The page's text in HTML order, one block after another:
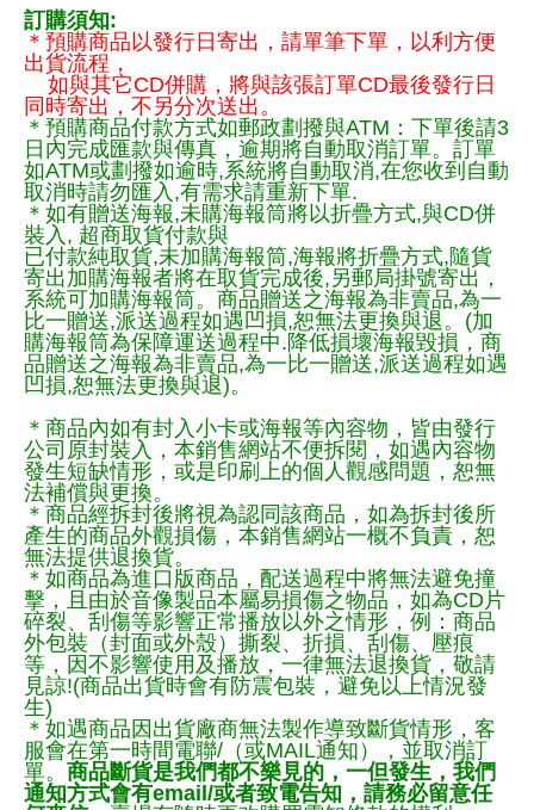
訂購須知:
＊預購商品以發行日寄出，請單筆下單，以利方便
出貨流程，
如與其它CD併購，將與該張訂單CD最後發行日
同時寄出，不另分次送出。
＊預購商品付款方式如郵政劃撥與ATM：下單後請3
日內完成匯款與傳真，逾期將自動取消訂單。訂單
如ATM或劃撥如逾時,系統將自動取消,在您收到自動
取消時請勿匯入,有需求請重新下單.
＊如有贈送海報,未購海報筒將以折疊方式,與CD併
裝入, 超商取貨付款與
已付款純取貨,未加購海報筒,海報將折疊方式,隨貨
寄出加購海報者將在取貨完成後,另郵局掛號寄出，
系統可加購海報筒。商品贈送之海報為非賣品,為一
比一贈送,派送過程如遇凹損,恕無法更換與退。(加
購海報筒為保障運送過程中.降低損壞海報毀損，商
品贈送之海報為非賣品,為一比一贈送,派送過程如遇
凹損,恕無法更換與退)。
＊商品內如有封入小卡或海報等內容物，皆由發行
公司原封裝入，本銷售網站不便拆閱，如遇內容物
發生短缺情形，或是印刷上的個人觀感問題，恕無
法補償與更換。
＊商品經拆封後將視為認同該商品，如為拆封後所
產生的商品外觀損傷，本銷售網站一概不負責，恕
無法提供退換貨。
＊如商品為進口版商品，配送過程中將無法避免撞
擊，且由於音像製品本屬易損傷之物品，如為CD片
碎裂、刮傷等影響正常播放以外之情形，例：商品
外包裝（封面或外殼）撕裂、折損、刮傷、壓痕
等，因不影響使用及播放，一律無法退換貨，敬請
見諒!(商品出貨時會有防震包裝，避免以上情況發
生)
＊如遇商品因出貨廠商無法製作導致斷貨情形，客
服會在第一時間電聯/（或MAIL通知），並取消訂
單。 商品斷貨是我們都不樂見的，一但發生，我們
通知方式會有email/或者致電告知，請務必留意任